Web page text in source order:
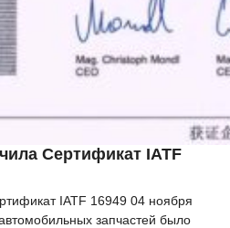
Сертификат IATF
IATF 16949 04 ноября
запчастей было